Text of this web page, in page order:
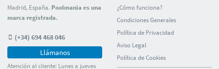
Madrid, España. Poolmania es una
marca registrada.
(+34) 694 468 046
Llámanos
Atención al cliente: Lunes a jueves
¿Cómo funciona?
Condiciones Generales
Polí­tica de Privacidad
Aviso Legal
Polí­tica de Cookies